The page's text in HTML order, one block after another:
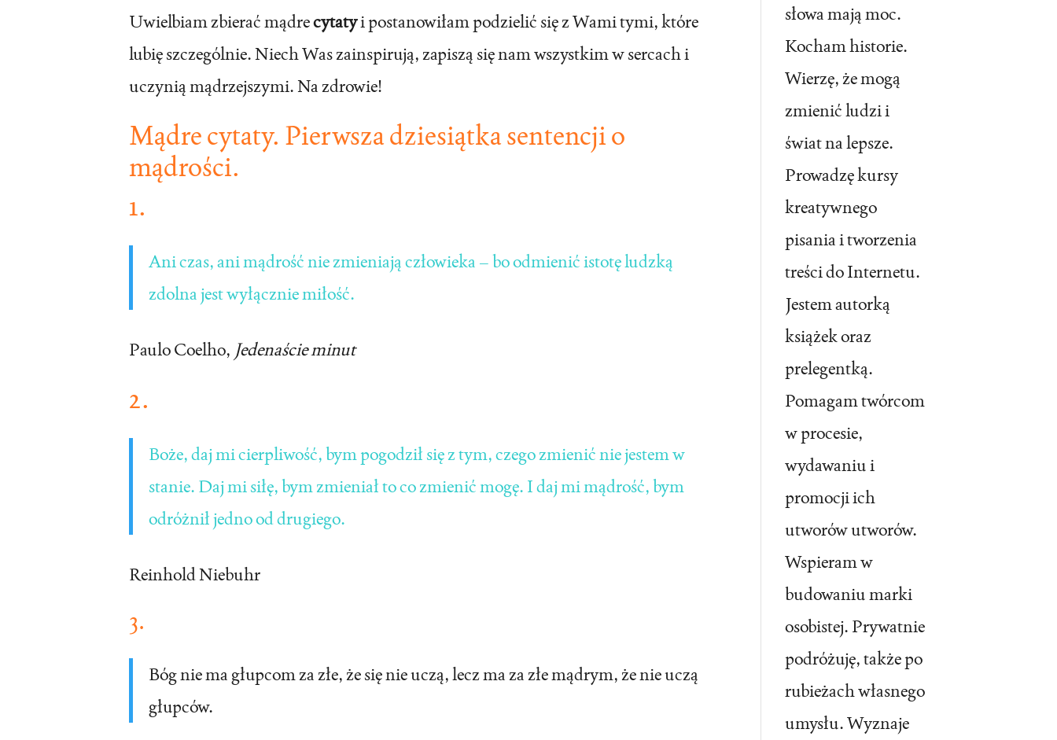
Uwielbiam zbierać mądrecytatyi postanowiłam podzielić się z Wami tymi, które
lubię szczególnie. Niech Was zainspirują, zapiszą się nam wszystkim w sercach i
uczynią mądrzejszymi. Na zdrowie!
Mądre cytaty. Pierwsza dziesiątka sentencji o
mądrości.
1.
Ani czas, ani mądrość nie zmieniają człowieka – bo odmienić istotę ludzką
zdolna jest wyłącznie miłość.
Paulo Coelho, Jedenaście minut
2.
Boże, daj mi cierpliwość, bym pogodził się z tym, czego zmienić nie jestem w
stanie. Daj mi siłę, bym zmieniał to co zmienić mogę. I daj mi mądrość, bym
odróżnił jedno od drugiego.
Reinhold Niebuhr
3.
Bóg nie ma głupcom za złe, że się nie uczą, lecz ma za złe mądrym, że nie uczą
głupców.
słowa mają moc.
Kocham historie.
Wierzę, że mogą
zmienić ludzi i
świat na lepsze.
Prowadzę kursy
kreatywnego
pisania i tworzenia
treści do Internetu.
Jestem autorką
książek oraz
prelegentką.
Pomagam twórcom
w procesie,
wydawaniu i
promocji ich
utworów utworów.
Wspieram w
budowaniu marki
osobistej. Prywatnie
podróżuję, także po
rubieżach własnego
umysłu. Wyznaje